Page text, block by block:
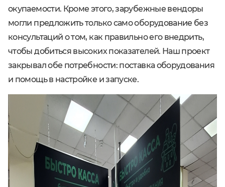
окупаемости. Кроме этого, зарубежные вендоры
могли предложить только само оборудование без
консультаций о том, как правильно его внедрить,
чтобы добиться высоких показателей. Наш проект
закрывал обе потребности: поставка оборудования
и помощь в настройке и запуске.